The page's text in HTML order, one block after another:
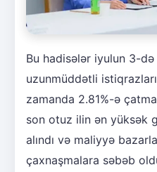
Bu hadisələr iyulun 3-
uzunmüddətli
zamanda 2.81%-ə
son otuz ilin ən yüksək
alındı və maliyyə
çaxnaşmalara səbəb